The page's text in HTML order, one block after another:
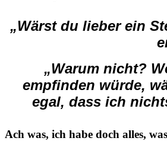
„Wärst du lieber ein
„Warum nicht?
empfinden würde,
egal, dass ich
Ach was, ich habe doch alles,